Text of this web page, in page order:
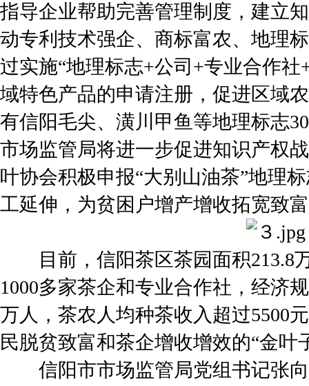
指导企业帮助完善管理制度，建立
动专利技术强企、商标富农、地理
过实施“地理标志+公司+专业合作
域特色产品的申请注册，促进区域
有信阳毛尖、潢川甲鱼等地理标志
市场监管局将进一步促进知识产权
叶协会积极申报“大别山油茶”地理
工延伸，为贫困户增产增收拓宽致
目前，信阳茶区茶园面积213.8
1000多家茶企和专业合作社，经济
万人，茶农人均种茶收入超过5500
民脱贫致富和茶企增收增效的“金叶
信阳市市场监管局党组书记张向